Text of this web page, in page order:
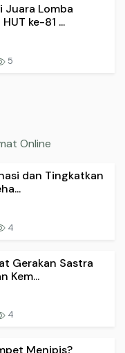
Juara Lomba
ke-81 ...
5
Online
dan Tingkatkan
4
Gerakan Sastra
Kem...
4